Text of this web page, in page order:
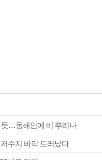
듯…동해안에 비 뿌리나
수지 바닥 드러났다